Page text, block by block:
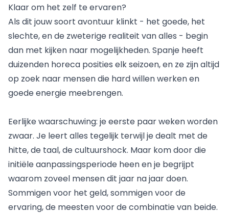
Klaar om het zelf te ervaren?
Als dit jouw soort avontuur klinkt - het goede, het
slechte, en de zweterige realiteit van alles - begin
dan met kijken naar mogelijkheden. Spanje heeft
duizenden horeca posities elk seizoen, en ze zijn altijd
op zoek naar mensen die hard willen werken en
goede energie meebrengen.
Eerlijke waarschuwing: je eerste paar weken worden
zwaar. Je leert alles tegelijk terwijl je dealt met de
hitte, de taal, de cultuurshock. Maar kom door die
initiële aanpassingsperiode heen en je begrijpt
waarom zoveel mensen dit jaar na jaar doen.
Sommigen voor het geld, sommigen voor de
ervaring, de meesten voor de combinatie van beide.